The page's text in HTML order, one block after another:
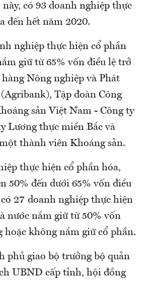
có 93 doanh nghiệp thực
đến hết năm 2020.
nghiệp thực hiện cổ phần
giữ từ 65% vốn điều lệ trở
Nông nghiệp và Phát
Tập đoàn Công
sản Việt Nam - Công ty
Lương thực miền Bắc và
thành viên Khoáng sản.
thực hiện cổ phần hóa,
50% đến dưới 65% vốn điều
27 doanh nghiệp thực hiện
nước nắm giữ từ 50% vốn
hoặc không nắm giữ cổ phần.
phủ giao bộ trưởng bộ quản
UBND cấp tỉnh, hội đồng